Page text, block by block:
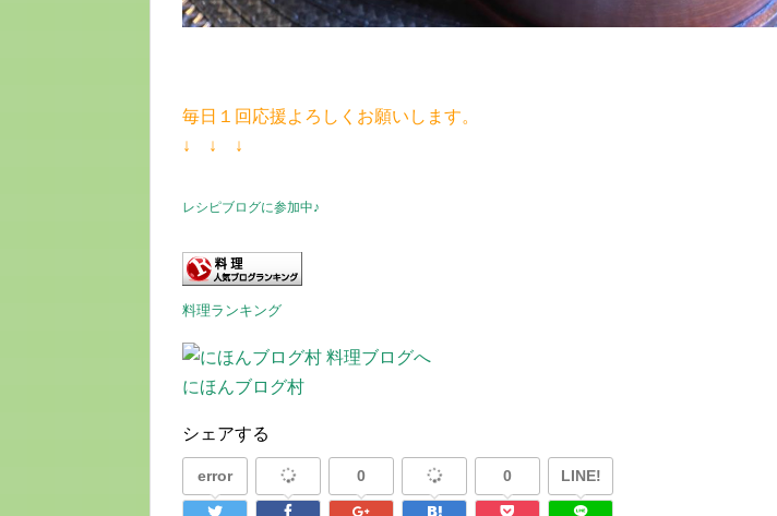
毎日１回応援よろしくお願いします。
↓ ↓ ↓
レシピブログに参加中♪
料理ランキング
にほんブログ村
シェアする
error 0 0 LINE!